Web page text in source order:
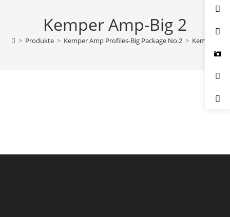
Kemper Amp-Big 2
> Produkte > Kemper Amp Profiles-Big Package No.2 > Kemper